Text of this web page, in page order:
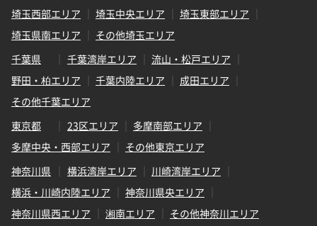
埼玉西部エリア
埼玉中央エリア
埼玉東部エリア
埼玉県南エリア
その他埼玉エリア
千葉県
千葉湾岸エリア
流山・松戸エリア
野田・柏エリア
千葉内陸エリア
成田エリア
その他千葉エリア
東京都
23区エリア
多摩南部エリア
多摩中央・西部エリア
その他東京エリア
神奈川県
横浜湾岸エリア
川崎湾岸エリア
横浜・川崎内陸エリア
神奈川県央エリア
神奈川県西エリア
湘南エリア その他神奈川エリア